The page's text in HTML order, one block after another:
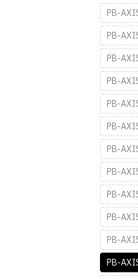
PB-
PB-
PB-
PB-
PB-
PB-
PB-
PB-
PB-
PB-
PB-
PB-